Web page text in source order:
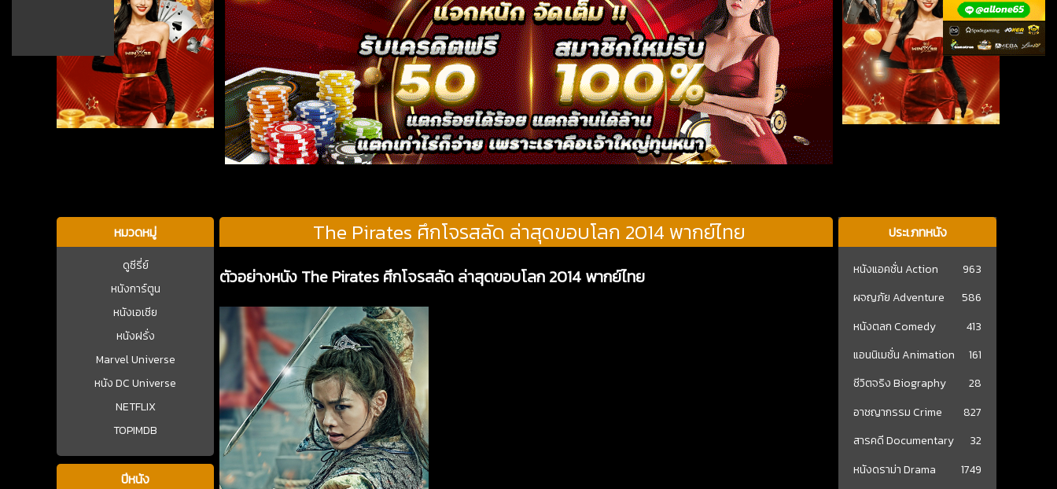
หมวดหมู่
ดูซีรี่ย์
หนังการ์ตูน
หนังเอเชีย
หนังฝรั่ง
Marvel Universe
หนัง DC Universe
NETFLIX
TOPIMDB
ปีหนัง
The Pirates ศึกโจรสลัด ล่าสุดขอบโลก 2014 พากย์ไทย
ตัวอย่างหนัง The Pirates ศึกโจรสลัด ล่าสุดขอบโลก 2014 พากย์ไทย
ประเภทหนัง
หนังแอคชั่น Action
963
ผจญภัย Adventure
586
หนังตลก Comedy
413
แอนนิเมชั่น Animation
161
ชีวิตจริง Biography
28
อาชญากรรม Crime
827
สารคดี Documentary
32
หนังดราม่า Drama
1749